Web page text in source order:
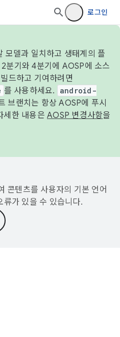
로그인
모델과 일치하고 생태계의 플
분기와 4분기에 AOSP에 소스
드하고 기여하려면
를 사용하세요.
android-
브랜치는 항상 AOSP에 푸시
세한 내용은 AOSP 변경사항을
콘텐츠를 사용자의 기본 언어
류가 있을 수 있습니다.